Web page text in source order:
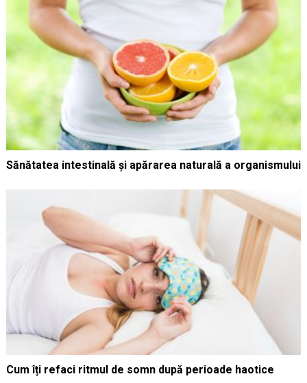
Sănătatea intestinală și apărarea naturală a organismului
Cum îți refaci ritmul de somn după perioade haotice